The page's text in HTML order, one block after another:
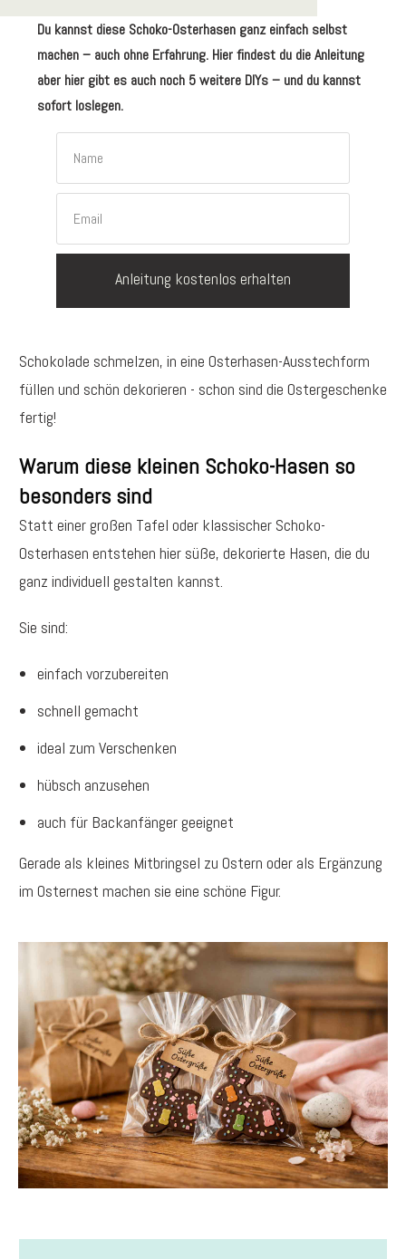
Du kannst diese Schoko-Osterhasen ganz einfach selbst
machen – auch ohne Erfahrung. Hier findest du die Anleitung
aber hier gibt es auch noch 5 weitere DIYs – und du kannst
sofort loslegen.
Anleitung kostenlos erhalten
Schokolade schmelzen, in eine Osterhasen-Ausstechform
füllen und schön dekorieren - schon sind die Ostergeschenke
fertig!
Warum diese kleinen Schoko-Hasen so
besonders sind
Statt einer großen Tafel oder klassischer Schoko-
Osterhasen entstehen hier süße, dekorierte Hasen, die du
ganz individuell gestalten kannst.
Sie sind:
einfach vorzubereiten
schnell gemacht
ideal zum Verschenken
hübsch anzusehen
auch für Backanfänger geeignet
Gerade als kleines Mitbringsel zu Ostern oder als Ergänzung
im Osternest machen sie eine schöne Figur.